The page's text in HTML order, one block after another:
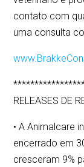
contato com
uma consulta
RELEASES DE
• A Animalcare
encerrado em
cresceram 9%